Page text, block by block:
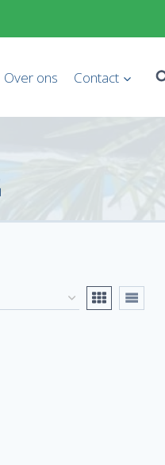
Over ons Contact